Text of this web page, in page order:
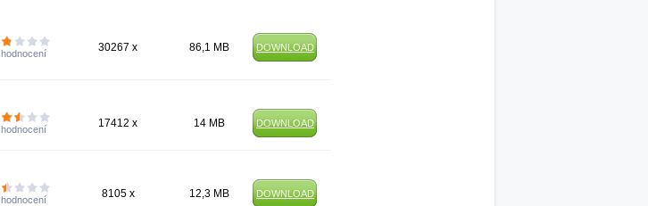
hodnocení 30267 x 86,1 MB DOWNLOAD
hodnocení 17412 x 14 MB DOWNLOAD
hodnocení 8105 x 12,3 MB DOWNLOAD